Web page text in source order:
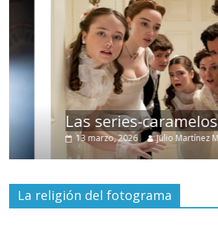
Las series-caramelos de
13 marzo, 2026 Julio Martínez Molina
La religión del fotograma